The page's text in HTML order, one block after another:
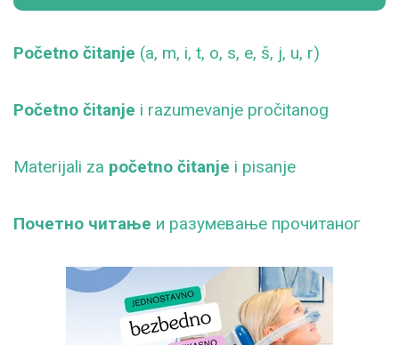
Početno čitanje (a, m, i, t, o, s, e, š, j, u, r)
Početno čitanje i razumevanje pročitanog
Materijali za početno čitanje i pisanje
Почетно читање и разумевање прочитаног